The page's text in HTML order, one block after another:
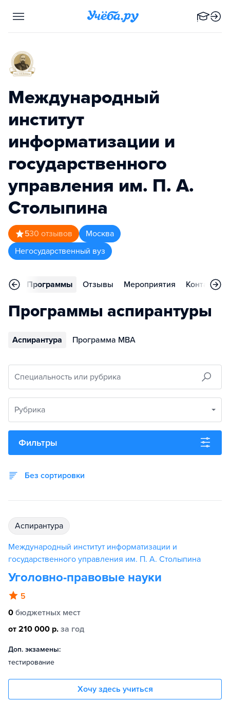
Международный
институт
информатизации и
государственного
управления им. П. А.
Столыпина
530 отзывов
Москва
Негосударственный вуз
Программы Отзывы Мероприятия Контакты
Программы аспирантуры
Аспирантура Программа MBA
Специальность или рубрика
Рубрика
Фильтры
Без сортировки
аспирантура
Международный институт информатизации и
государственного управления им. П. А. Столыпина
Уголовно-правовые науки
5
0 бюджетных мест
от 210 000 р. за год
Доп. экзамены:
тестирование
Хочу здесь учиться